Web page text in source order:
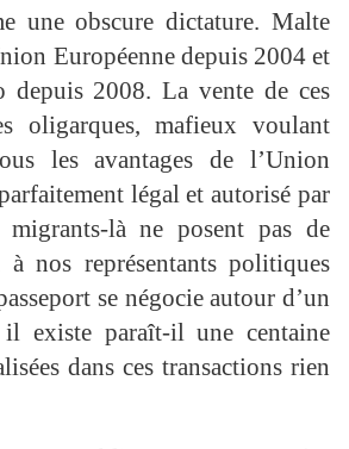
une obscure dictature. Malte
Européenne depuis 2004 et
depuis 2008. La vente de ces
oligarques, mafieux voulant
les avantages de l’Union
légal et autorisé par
là ne posent pas de
nos représentants politiques
se négocie autour d’un
existe paraît-il une centaine
dans ces transactions rien